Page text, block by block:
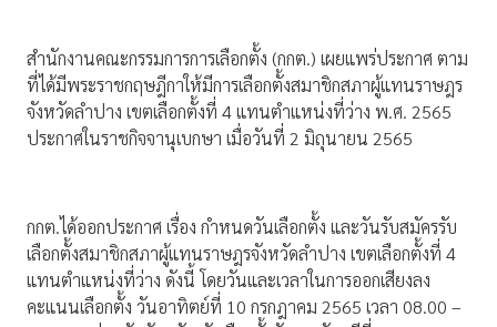
สำนักงานคณะกรรมการการเลือกตั้ง (กกต.) เผยแพร่ประกาศ ตาม
ที่ได้มีพระราชกฤษฎีกาให้มีการเลือกตั้งสมาชิกสภาผู้แทนราษฎร
จังหวัดลำปาง เขตเลือกตั้งที่ 4 แทนตำแหน่งที่ว่าง พ.ศ. 2565
ประกาศในราชกิจจานุเบกษา เมื่อวันที่ 2 มิถุนายน 2565
กกต.ได้ออกประกาศ เรื่อง กำหนดวันเลือกตั้ง และวันรับสมัครรับ
เลือกตั้งสมาชิกสภาผู้แทนราษฎรจังหวัดลำปาง เขตเลือกตั้งที่ 4
แทนตำแหน่งที่ว่าง ดังนี้ โดยวันและเวลาในการออกเสียงลง
คะแนนเลือกตั้ง วันอาทิตย์ที่ 10 กรกฎาคม 2565 เวลา 08.00 –